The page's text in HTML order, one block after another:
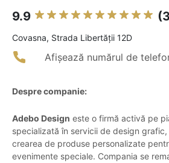
9.9
Covasna, Strada Libertăţii 12D
Afișează numărul de
Despre companie:
Adebo Design este o firmă activă pe
specializată în servicii de design
crearea de produse personalizate
evenimente speciale. Compania se